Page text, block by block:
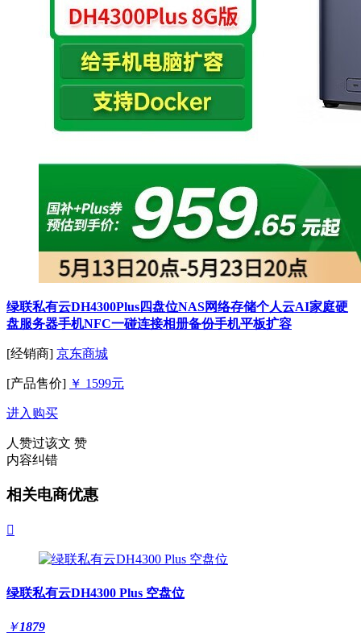
绿联私有云DH4300Plus四盘位NAS网络存储个人云AI家庭硬
盘服务器手机NFC一碰连接相册备份手机平板扩容
[经销商] 京东商城
[产品售价] ￥ 1599元
进入购买
人赞过该文 赞
内容纠错
相关电商优惠

绿联私有云DH4300 Plus 空盘位
￥1879